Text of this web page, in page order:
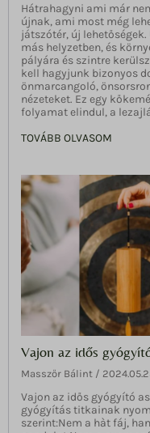
Hátrahagyni ami már
újnak, ami most még
játszótér, új
más helyzetben, és
pályára és szintre
kell hagyjunk bizonyos
önmarcangoló,
nézeteket. Ez egy
folyamat elindul, a
TOVÁBB OLVASOM
Vajon az idős
Masszőr Bálint
Vajon az idős gyógyító
gyógyítás titkainak
szerint:Nem a hàt fáj,